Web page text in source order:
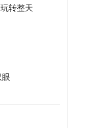
转整天
眼